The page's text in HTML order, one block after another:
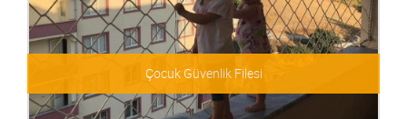
Çocuk Güvenlik Filesi